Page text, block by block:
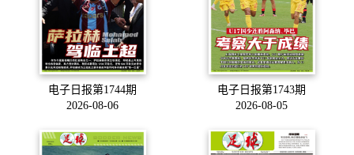
电子日报第1744期
2026-08-06
电子日报第1743期
2026-08-05